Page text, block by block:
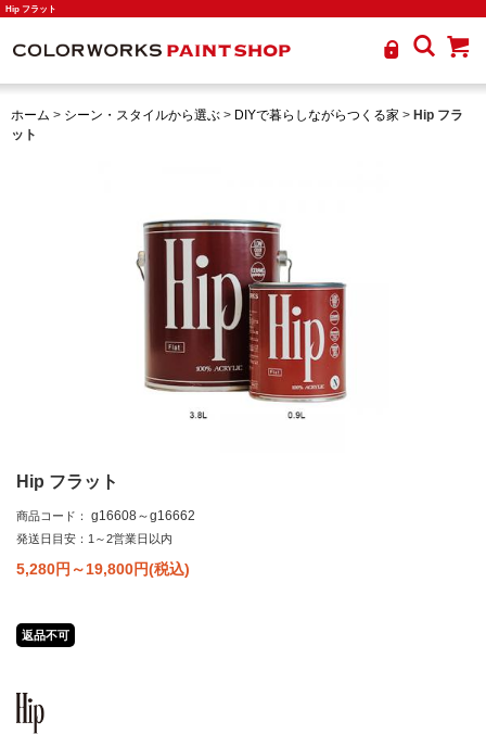
Hip フラット
ホーム > シーン・スタイルから選ぶ > DIYで暮らしながらつくる家 > Hip フラ
ット
Hip フラット
商品コード： g16608～g16662
発送日目安：1～2営業日以内
5,280円～19,800円(税込)
返品不可